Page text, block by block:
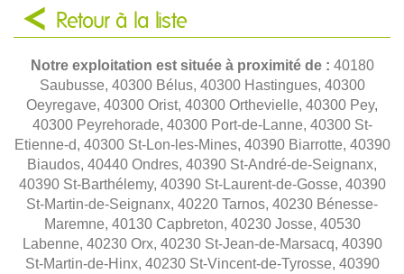
Retour à la liste
Notre exploitation est située à proximité de : 40180
Saubusse, 40300 Bélus, 40300 Hastingues, 40300
Oeyregave, 40300 Orist, 40300 Orthevielle, 40300 Pey,
40300 Peyrehorade, 40300 Port-de-Lanne, 40300 St-
Etienne-d, 40300 St-Lon-les-Mines, 40390 Biarrotte, 40390
Biaudos, 40440 Ondres, 40390 St-André-de-Seignanx,
40390 St-Barthélemy, 40390 St-Laurent-de-Gosse, 40390
St-Martin-de-Seignanx, 40220 Tarnos, 40230 Bénesse-
Maremne, 40130 Capbreton, 40230 Josse, 40530
Labenne, 40230 Orx, 40230 St-Jean-de-Marsacq, 40390
St-Martin-de-Hinx, 40230 St-Vincent-de-Tyrosse, 40390